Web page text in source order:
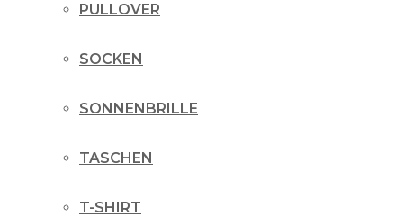
PULLOVER
SOCKEN
SONNENBRILLE
TASCHEN
T-SHIRT